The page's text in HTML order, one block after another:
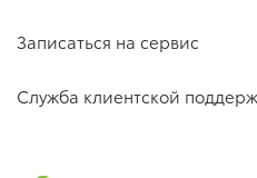
Записаться на сервис
Служба клиентской